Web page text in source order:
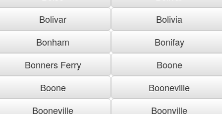
Bolivar
Bolivia
Bonham
Bonifay
Bonners Ferry
Boone
Boone
Booneville
Booneville
Boonville